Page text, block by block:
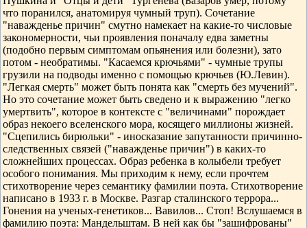
что поранился, анатомируя чумный труп). Сочетание
"наважденье причин" смутно намекает на какие-то числовые
закономерности, чьи проявления поначалу едва заметны
(подобно первым симптомам опьянения или болезни), зато
потом - необратимы. "Касаемся крючьями" - чумные трупы
грузили на подводы именно с помощью крючьев (Ю.Левин).
"Легкая смерть" может быть понята как "смерть без мучений".
Но это сочетание может быть сведено и к выражению "легко
умертвить", которое в контексте с "величинами" порождает
образ некоего вселенского мора, косящего миллионы жизней.
"Сцепились бирюльки" - иносказание запутанности причинно-
следственных связей ("наважденье причин") в каких-то
сложнейших процессах. Образ ребенка в колыбели требует
особого понимания. Мы приходим к нему, если прочтем
стихотворение через семантику фамилии поэта. Стихотворение
написано в 1933 г. в Москве. Разгар сталинского террора...
Гонения на ученых-генетиков... Вавилов... Стоп! Вслушаемся в
фамилию поэта: Мандельштам. В ней как бы "зашифрованы"